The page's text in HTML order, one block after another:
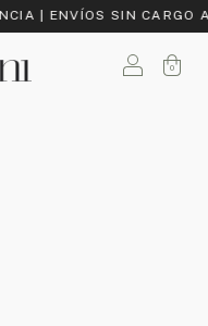
| ENVÍOS SIN CARGO
0